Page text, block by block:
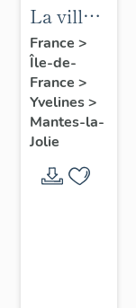
La ville
de
Mantes-
la-Jolie
France >
Île-de-
France >
Yvelines>
Mantes-la-
Jolie